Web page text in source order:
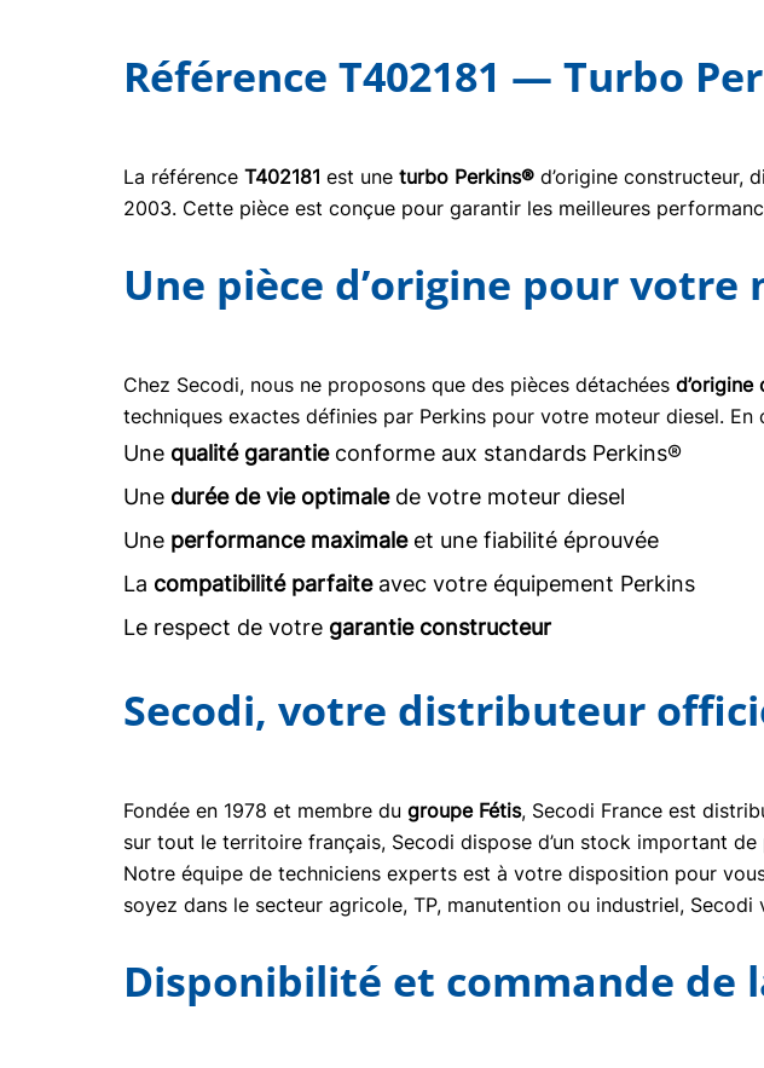
Référence T402181 — Turbo
La référence T402181 est une turbo Perkins® d’origine constructeur,
2003. Cette pièce est conçue pour garantir les meilleures
Une pièce d’origine pour votre
Chez Secodi, nous ne proposons que des pièces détachées
techniques exactes définies par Perkins pour votre moteur diesel.
Une qualité garantieconforme aux standards Perkins®
Une durée de vie optimalede votre moteur diesel
Une performance maximaleet une fiabilité éprouvée
La compatibilité parfaiteavec votre équipement Perkins
Le respect de votre garantie constructeur
Secodi, votre distributeur
Fondée en 1978 et membre du groupe Fétis, Secodi France est
sur tout le territoire français, Secodi dispose d’un stock important
Notre équipe de techniciens experts est à votre disposition pour
soyez dans le secteur agricole, TP, manutention ou industriel,
Disponibilité et commande de